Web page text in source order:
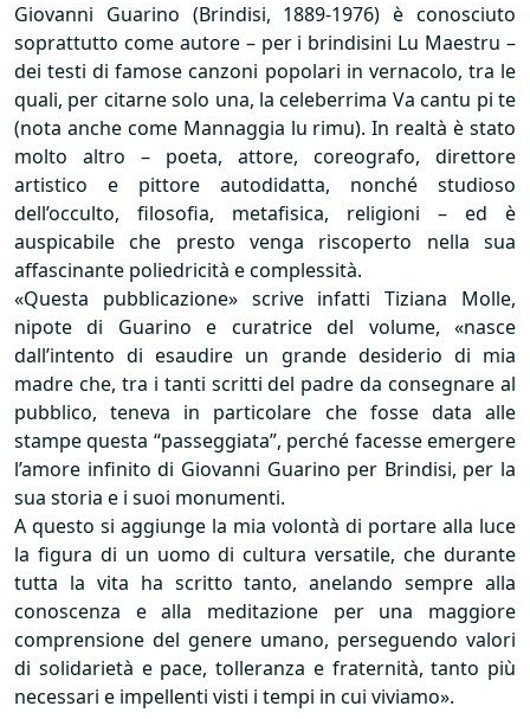
Giovanni Guarino (Brindisi, 1889-1976) è conosciuto
soprattutto come autore – per i brindisini Lu Maestru –
dei testi di famose canzoni popolari in vernacolo, tra le
quali, per citarne solo una, la celeberrima Va cantu pi te
(nota anche come Mannaggia lu rimu). In realtà è stato
molto altro – poeta, attore, coreografo, direttore
artistico e pittore autodidatta, nonché studioso
dell’occulto, filosofia, metafisica, religioni – ed è
auspicabile che presto venga riscoperto nella sua
affascinante poliedricità e complessità.
«Questa pubblicazione» scrive infatti Tiziana Molle,
nipote di Guarino e curatrice del volume, «nasce
dall’intento di esaudire un grande desiderio di mia
madre che, tra i tanti scritti del padre da consegnare al
pubblico, teneva in particolare che fosse data alle
stampe questa “passeggiata”, perché facesse emergere
l’amore infinito di Giovanni Guarino per Brindisi, per la
sua storia e i suoi monumenti.
A questo si aggiunge la mia volontà di portare alla luce
la figura di un uomo di cultura versatile, che durante
tutta la vita ha scritto tanto, anelando sempre alla
conoscenza e alla meditazione per una maggiore
comprensione del genere umano, perseguendo valori
di solidarietà e pace, tolleranza e fraternità, tanto più
necessari e impellenti visti i tempi in cui viviamo».